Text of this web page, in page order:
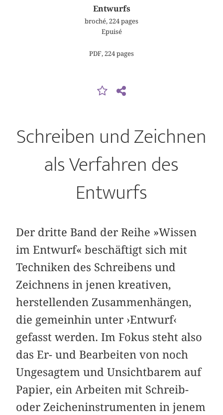
Entwurfs
broché, 224 pages
Epuisé
PDF, 224 pages
Schreiben und Zeichnen
als Verfahren des
Entwurfs
Der dritte Band der Reihe »Wissen
im Entwurf« ­beschäftigt sich mit
Techniken des Schreibens und
Zeichnens in jenen kreativen,
herstellenden Zusammenhängen,
die gemeinhin unter ›Entwurf‹
gefasst werden. Im Fokus steht also
das Er- und Bearbeiten von noch
Ungesagtem und Unsichtbarem auf
Papier, ein Arbeiten mit Schreib-
oder Zeicheninstrumenten in jenem